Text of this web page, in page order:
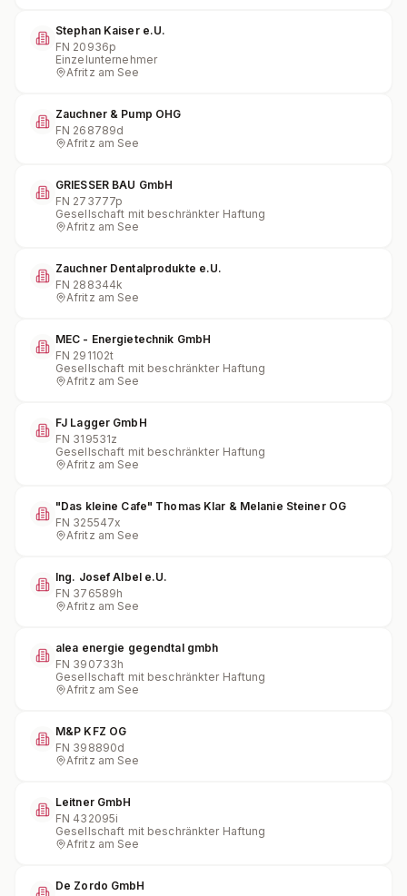
Stephan Kaiser e.U.
FN 20936p
Einzelunternehmer
Afritz am See
Zauchner & Pump OHG
FN 268789d
Afritz am See
GRIESSER BAU GmbH
FN 273777p
Gesellschaft mit beschränkter Haftung
Afritz am See
Zauchner Dentalprodukte e.U.
FN 288344k
Afritz am See
MEC - Energietechnik GmbH
FN 291102t
Gesellschaft mit beschränkter Haftung
Afritz am See
FJ Lagger GmbH
FN 319531z
Gesellschaft mit beschränkter Haftung
Afritz am See
"Das kleine Cafe" Thomas Klar & Melanie Steiner OG
FN 325547x
Afritz am See
Ing. Josef Albel e.U.
FN 376589h
Afritz am See
alea energie gegendtal gmbh
FN 390733h
Gesellschaft mit beschränkter Haftung
Afritz am See
M&P KFZ OG
FN 398890d
Afritz am See
Leitner GmbH
FN 432095i
Gesellschaft mit beschränkter Haftung
Afritz am See
De Zordo GmbH